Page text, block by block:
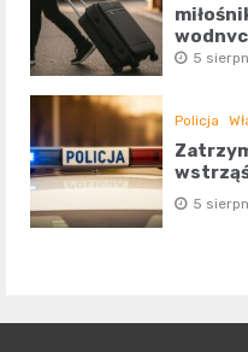
5
Policja
5